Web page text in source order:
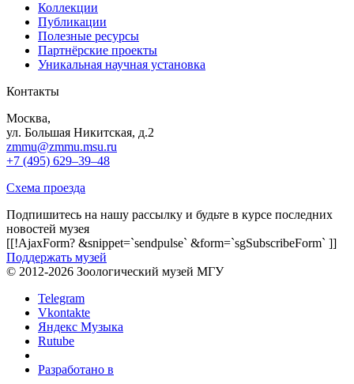
Коллекции
Публикации
Полезные ресурсы
Партнёрские проекты
Уникальная научная установка
Контакты
Москва,
ул. Большая Никитская, д.2
zmmu@zmmu.msu.ru
+7 (495) 629–39–48
Схема проезда
Подпишитесь на нашу рассылку и будьте в курсе последних
новостей музея
[[!AjaxForm? &snippet=`sendpulse` &form=`sgSubscribeForm` ]]
Поддержать музей
© 2012-2026 Зоологический музей МГУ
Telegram
Vkontakte
Яндекс Музыка
Rutube
Разработано в